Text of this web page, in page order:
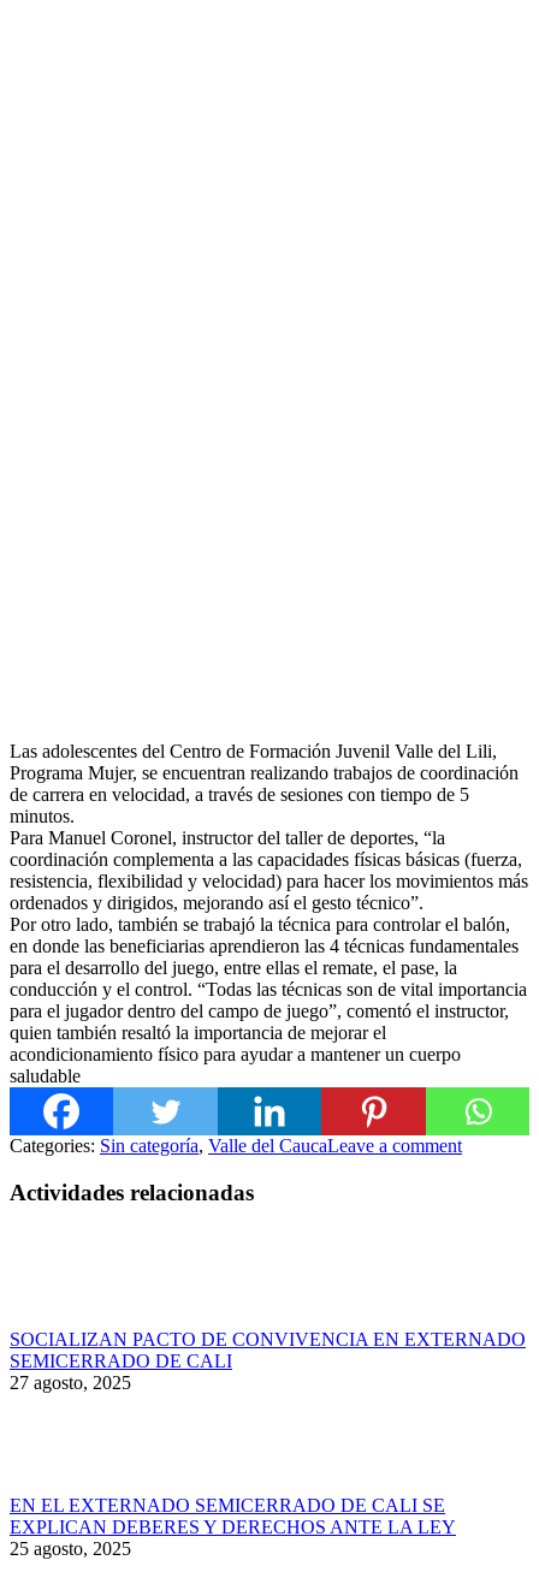
Las adolescentes del Centro de Formación Juvenil Valle del Lili,
Programa Mujer, se encuentran realizando trabajos de coordinación
de carrera en velocidad, a través de sesiones con tiempo de 5
minutos.
Para Manuel Coronel, instructor del taller de deportes, “la
coordinación complementa a las capacidades físicas básicas (fuerza,
resistencia, flexibilidad y velocidad) para hacer los movimientos más
ordenados y dirigidos, mejorando así el gesto técnico”.
Por otro lado, también se trabajó la técnica para controlar el balón,
en donde las beneficiarias aprendieron las 4 técnicas fundamentales
para el desarrollo del juego, entre ellas el remate, el pase, la
conducción y el control. “Todas las técnicas son de vital importancia
para el jugador dentro del campo de juego”, comentó el instructor,
quien también resaltó la importancia de mejorar el
acondicionamiento físico para ayudar a mantener un cuerpo
saludable
Categories: Sin categoría, Valle del CaucaLeave a comment
Actividades relacionadas
SOCIALIZAN PACTO DE CONVIVENCIA EN EXTERNADO
SEMICERRADO DE CALI
27 agosto, 2025
EN EL EXTERNADO SEMICERRADO DE CALI SE
EXPLICAN DEBERES Y DERECHOS ANTE LA LEY
25 agosto, 2025